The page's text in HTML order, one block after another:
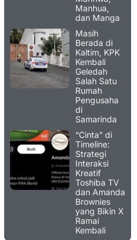
Manhua,
dan Manga
Masih
Berada di
Kaltim, KPK
Kembali
Geledah
Salah Satu
Rumah
Pengusaha
di
Samarinda
“Cinta” di
Timeline:
Strategi
Interaksi
Kreatif
Toshiba TV
dan Amanda
Brownies
yang Bikin X
Ramai
Kembali